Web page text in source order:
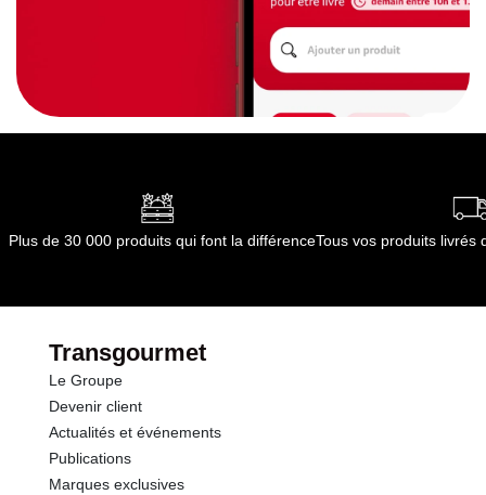
Plus de 30 000 produits qui font la différenceTous vos produits livrés
Transgourmet
Le Groupe
Devenir client
Actualités et événements
Publications
Marques exclusives